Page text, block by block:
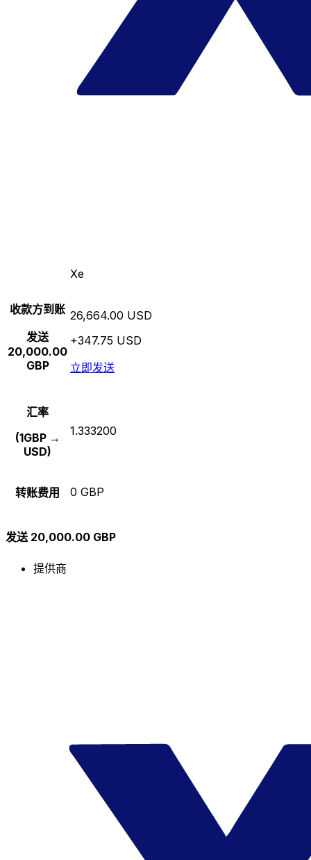
Xe
收款方到账
发送
20,000.00
GBP
26,664.00 USD
+347.75 USD
立即发送
汇率
(1GBP →
USD)
1.333200
转账费用 0 GBP
发送 20,000.00 GBP
提供商